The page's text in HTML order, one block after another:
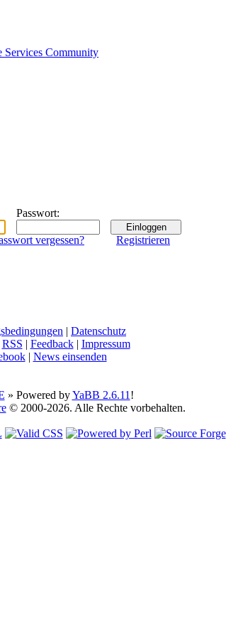
Passwort:
Registrieren
vergessen?
| Datenschutz
RSS | Feedback| Impressum
| News einsenden
» Powered byYaBB 2.6.11 !
© 2000-2026. Alle Rechte vorbehalten.